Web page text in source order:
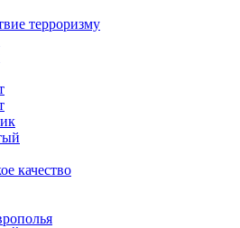
терроризму
качество